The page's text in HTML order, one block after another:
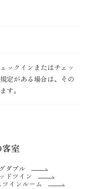
ックインまたはチェッ
定がある場合は、その
す。
客室
ダブル
ドツイン
インルーム